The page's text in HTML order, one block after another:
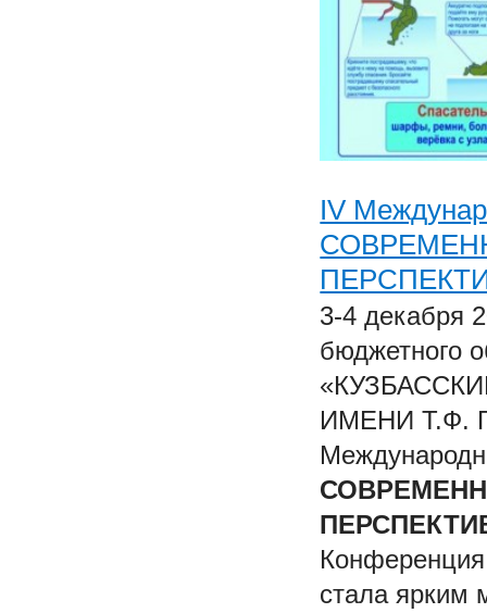
IV
3-4 декабря
бюджетного
ИМЕНИ Т.Ф.
стала ярким